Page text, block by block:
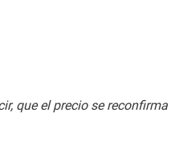
que el precio se